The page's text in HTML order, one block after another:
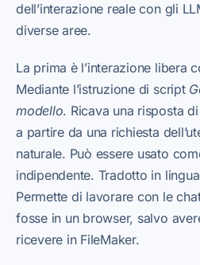
dell’interazione reale con gli
diverse aree.
La prima è l’interazione libera
Mediante l’istruzione di script
modello. Ricava una risposta
a partire da una richiesta
naturale. Può essere usato
indipendente. Tradotto in
Permette di lavorare con le
fosse in un browser, salvo
ricevere in FileMaker.